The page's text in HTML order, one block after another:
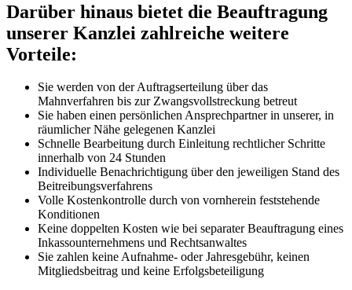
Darüber hinaus bietet die Beauftragung
unserer Kanzlei zahlreiche weitere
Vorteile:
Sie werden von der Auftragserteilung über das
Mahnverfahren bis zur Zwangsvollstreckung betreut
Sie haben einen persönlichen Ansprechpartner in unserer, in
räumlicher Nähe gelegenen Kanzlei
Schnelle Bearbeitung durch Einleitung rechtlicher Schritte
innerhalb von 24 Stunden
Individuelle Benachrichtigung über den jeweiligen Stand des
Beitreibungsverfahrens
Volle Kostenkontrolle durch von vornherein feststehende
Konditionen
Keine doppelten Kosten wie bei separater Beauftragung eines
Inkassounternehmens und Rechtsanwaltes
Sie zahlen keine Aufnahme- oder Jahresgebühr, keinen
Mitgliedsbeitrag und keine Erfolgsbeteiligung